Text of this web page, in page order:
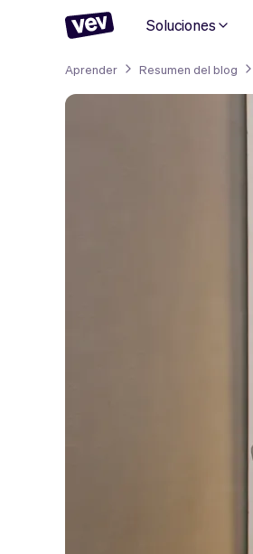
Soluciones
Aprender Resumen del blog